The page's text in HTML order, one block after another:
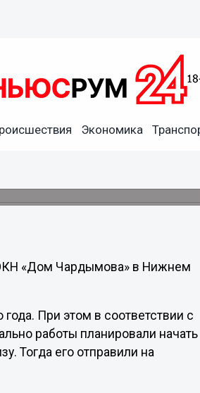
Экономика
Чардымова
ОКН «Дом Чардымова» в Нижнем
При этом в соответствии с
работы планировали начать
Тогда его отправили на